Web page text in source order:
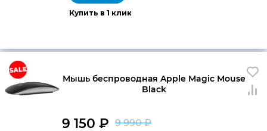
Купить в 1 клик
Мышь беспроводная Apple Magic Mouse
Black
9 990₽
9 150 ₽